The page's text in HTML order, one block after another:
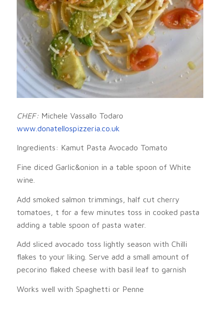
CHEF: Michele Vassallo Todaro
www.donatellospizzeria.co.uk
Ingredients: Kamut Pasta Avocado Tomato
Fine diced Garlic&onion in a table spoon of White
wine.
Add smoked salmon trimmings, half cut cherry
tomatoes, t for a few minutes toss in cooked pasta
adding a table spoon of pasta water.
Add sliced avocado toss lightly season with Chilli
flakes to your liking. Serve add a small amount of
pecorino flaked cheese with basil leaf to garnish
Works well with Spaghetti or Penne